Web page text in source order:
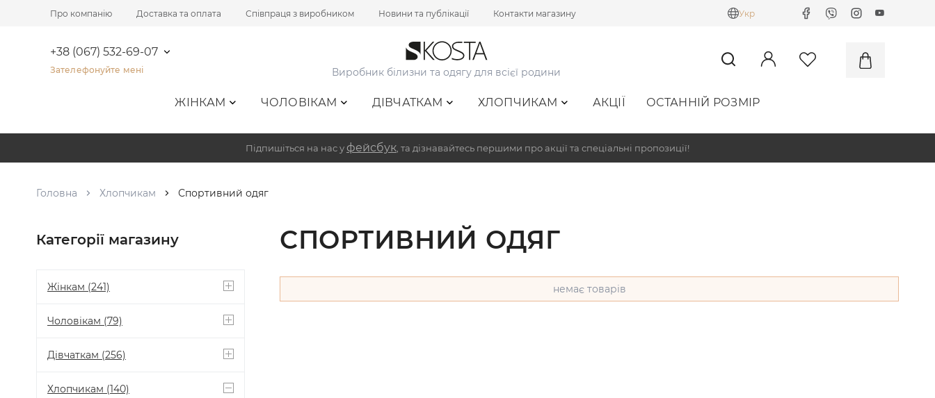
Про компанію Доставка та оплата Співпраця з виробником Новини та публікації Контакти магазину Укр
+38 (067) 532-69-07
Зателефонуйте мені Виробник білизни та одягу для всієї родини
ЖІНКАМ ЧОЛОВІКАМ ДІВЧАТКАМ ХЛОПЧИКАМ АКЦІЇ ОСТАННІЙ РОЗМІР
Підпишіться на нас у фейсбук , та дізнавайтесь першими про акції та спеціальні пропозиції!
Головна Хлопчикам Спортивний одяг
Категорії магазину
Жінкам (241)
Чоловікам (79)
Дівчаткам (256)
Хлопчикам (140)
СПОРТИВНИЙ ОДЯГ
немає товарів